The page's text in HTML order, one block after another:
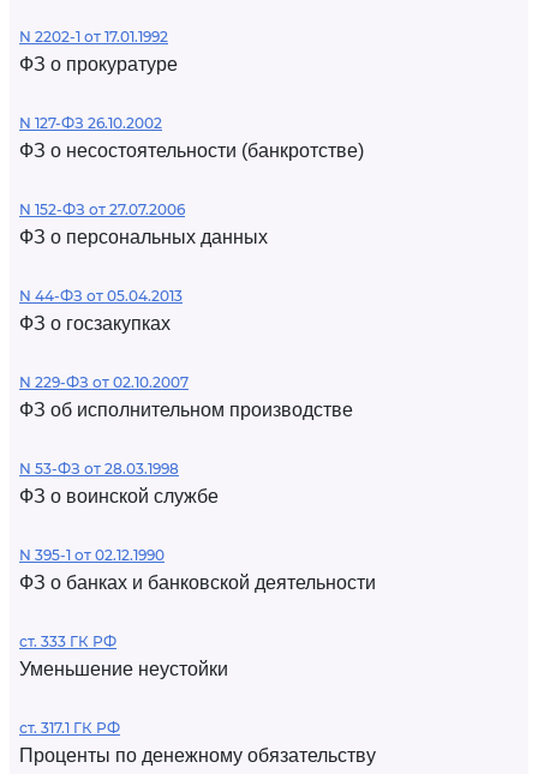
N 2202-1 от 17.01.1992
ФЗ о прокуратуре
N 127-ФЗ 26.10.2002
ФЗ о несостоятельности (банкротстве)
N 152-ФЗ от 27.07.2006
ФЗ о персональных данных
N 44-ФЗ от 05.04.2013
ФЗ о госзакупках
N 229-ФЗ от 02.10.2007
ФЗ об исполнительном производстве
N 53-ФЗ от 28.03.1998
ФЗ о воинской службе
N 395-1 от 02.12.1990
ФЗ о банках и банковской деятельности
ст. 333 ГК РФ
Уменьшение неустойки
ст. 317.1 ГК РФ
Проценты по денежному обязательству